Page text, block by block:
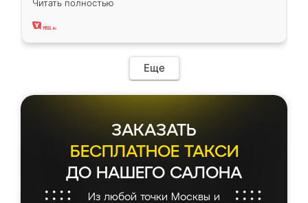
два года, нареканий нет.
Читать полностью
Еще
ЗАКАЗАТЬ
БЕСПЛАТНОЕ ТАКСИ
ДО НАШЕГО САЛОНА
Из любой точки Москвы и